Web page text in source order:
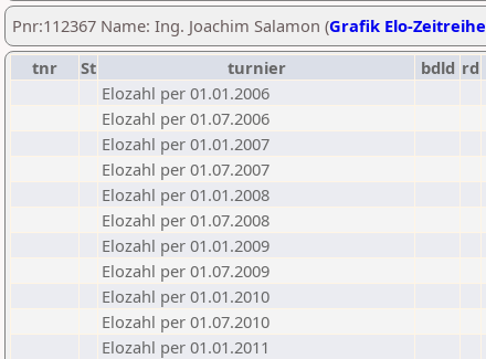
Pnr:112367 Name: Ing. Joachim Salamon (Grafik Elo-Zeitreihe
tnr
St turnier bdld rd
Elozahl per 01.01.2006
Elozahl per 01.07.2006
Elozahl per 01.01.2007
Elozahl per 01.07.2007
Elozahl per 01.01.2008
Elozahl per 01.07.2008
Elozahl per 01.01.2009
Elozahl per 01.07.2009
Elozahl per 01.01.2010
Elozahl per 01.07.2010
Elozahl per 01.01.2011